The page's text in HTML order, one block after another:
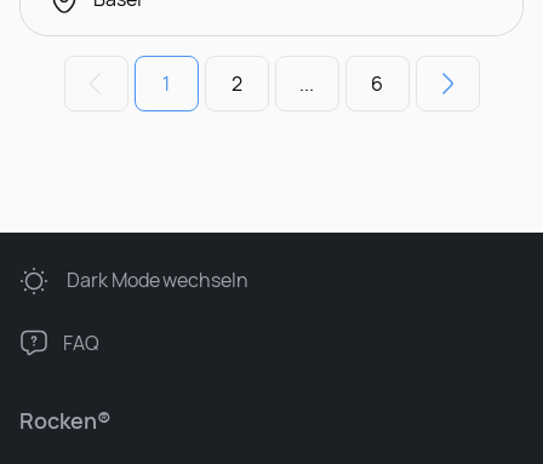
1 2 ... 6
Rocken®
Dark Modewechseln
FAQ